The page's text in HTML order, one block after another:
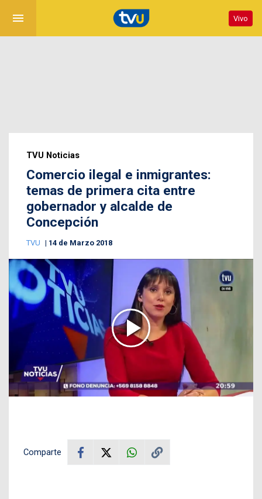
menu Vivo
TVU Noticias
Comercio ilegal e inmigrantes:
temas de primera cita entre
gobernador y alcalde de
Concepción
TVU 14 de Marzo 2018
Comparte